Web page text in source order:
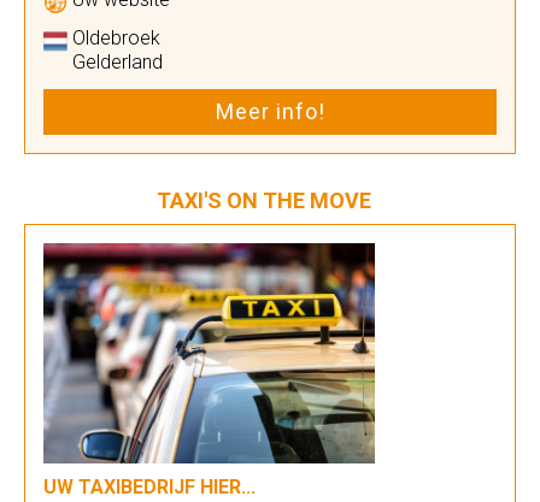
Oldebroek
Gelderland
Meer info!
TAXI'S ON THE MOVE
UW TAXIBEDRIJF HIER...